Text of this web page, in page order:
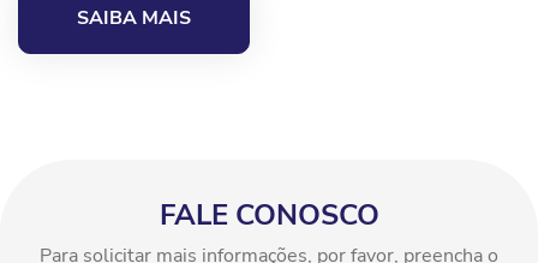
SAIBA MAIS
FALE CONOSCO
Para solicitar mais informações, por favor, preencha o